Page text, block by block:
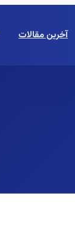
آخرین مقالات